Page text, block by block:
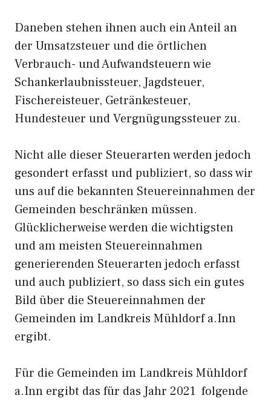
Daneben stehen ihnen auch ein Anteil an
der Umsatzsteuer und die örtlichen
Verbrauch- und Aufwandsteuern wie
Schankerlaubnissteuer, Jagdsteuer,
Fischereisteuer, Getränkesteuer,
Hundesteuer und Vergnügungssteuer zu.
Nicht alle dieser Steuerarten werden jedoch
gesondert erfasst und publiziert, so dass wir
uns auf die bekannten Steuereinnahmen der
Gemeinden beschränken müssen.
Glücklicherweise werden die wichtigsten
und am meisten Steuereinnahmen
generierenden Steuerarten jedoch erfasst
und auch publiziert, so dass sich ein gutes
Bild über die Steuereinnahmen der
Gemeinden im Landkreis Mühldorf a.Inn
ergibt.
Für die Gemeinden im Landkreis Mühldorf
a.Inn ergibt das für das Jahr 2021 folgende